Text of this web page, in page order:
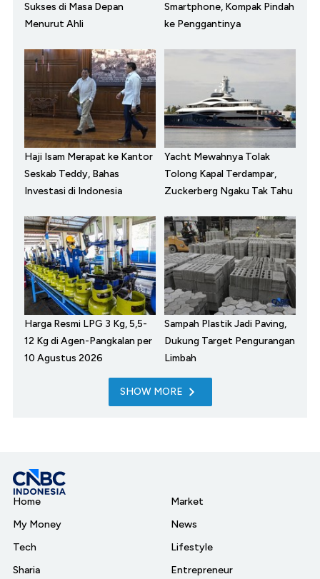
Sukses di Masa Depan
Menurut Ahli
Smartphone, Kompak Pindah
ke Penggantinya
Haji Isam Merapat ke Kantor
Seskab Teddy, Bahas
Investasi di Indonesia
Yacht Mewahnya Tolak
Tolong Kapal Terdampar,
Zuckerberg Ngaku Tak Tahu
Harga Resmi LPG 3 Kg, 5,5-
12 Kg di Agen-Pangkalan per
10 Agustus 2026
Sampah Plastik Jadi Paving,
Dukung Target Pengurangan
Limbah
SHOW MORE
Home
My Money
Tech
Sharia
Market
News
Lifestyle
Entrepreneur